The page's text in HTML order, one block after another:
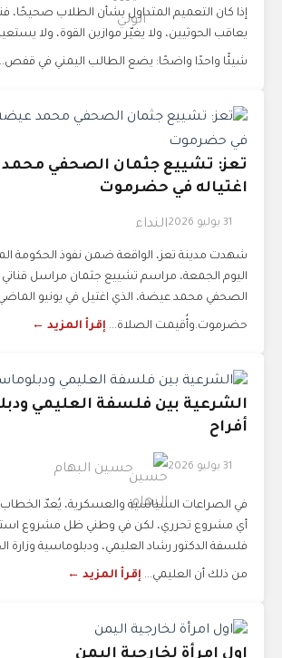
إذا كان التعميم المتداول بشأن الطلاب صحيحًا،
يعاقب الحوثيين، ولا يغيّر موازين القوة، ولا
شيئًا واحدًا واضحًا: يضع الطالب اليمني في
تعز: تشييع جثمان الصحفي
اغتياله في حضرموت
31 يوليو 2026 النداء
شهدت مدينة تعز، الواقعة ضمن نفوذ الحكومة
اليوم الجمعة، مراسم تشييع جثمان مراسل قناتي
الصحفي محمد عيضة، الذي اغتيل في يونيو
حضرموت.وأُقيمت الصلاة... إقرأ المزيد ←
الشرعية بين فلسفة العليمي
أفراح
31 يوليو 2026 حسين البهام
في الصراعات السياسية والعسكرية، يُعدّ
أي مشروع تحرري، لكن في وطني ظل مشروع
فلسفة الدكتور رشاد العليمي، ودبلوماسية وزارة
من ذلك أن العليمي... إقرأ المزيد ←
اول امرأة لخارجية اليمن